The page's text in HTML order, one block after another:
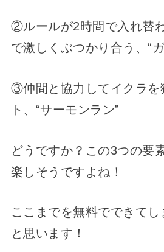
②ルールが2時間で入れ替
で激しくぶつかり合う、“
③仲間と協力してイクラを
ト、“サーモンラン”
どうですか？この3つの要
楽しそうですよね！
ここまでを無料でできて
と思います！